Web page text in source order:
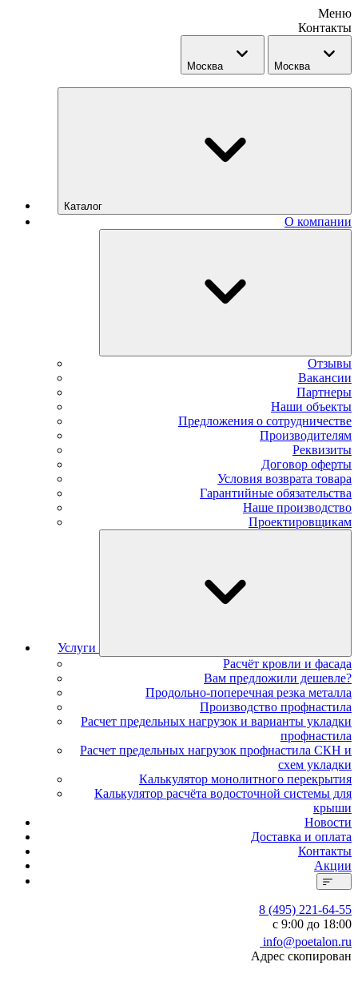
Меню
Контакты
Москва Москва
Каталог
О компании
Отзывы
Вакансии
Партнеры
Наши объекты
Предложения о сотрудничестве
Производителям
Реквизиты
Договор оферты
Условия возврата товара
Гарантийные обязательства
Наше производство
Проектировщикам
Услуги
Расчёт кровли и фасада
Вам предложили дешевле?
Продольно-поперечная резка металла
Производство профнастила
Расчет предельных нагрузок и варианты укладки
профнастила
Расчет предельных нагрузок профнастила СКН и
схем укладки
Калькулятор монолитного перекрытия
Калькулятор расчёта водосточной системы для
крыши
Новости
Доставка и оплата
Контакты
Акции
8 (495) 221-64-55
с 9:00 до 18:00
info@poetalon.ru
Адрес скопирован